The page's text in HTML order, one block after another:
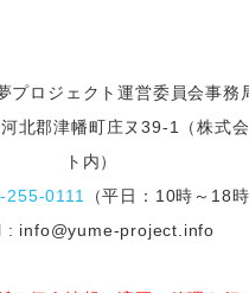
プロジェクト運営委員会事務
北郡津幡町庄ヌ39-1
（株式
ト内）
255-0111
（平日：10時～18
: info@yume-project.info